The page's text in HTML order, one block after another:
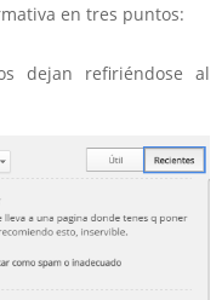
en tres puntos:
dejan refiriéndose al